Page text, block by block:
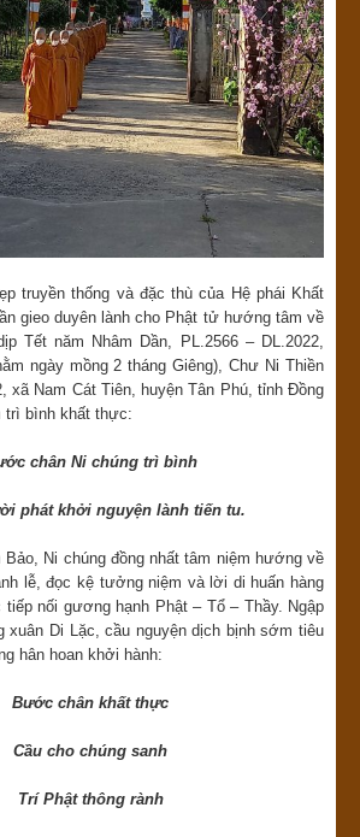
truyền thống và đặc thù của Hệ phái Khất
gieo duyên lành cho Phật tử hướng tâm về
Tết năm Nhâm Dần, PL.2566 – DL.2022,
ngày mồng 2 tháng Giêng), Chư Ni Thiền
xã Nam Cát Tiên, huyện Tân Phú, tỉnh Đồng
trì bình khất thực:
chân Ni chúng trì bình
phát khởi nguyện lành tiến tu.
Bảo, Ni chúng đồng nhất tâm niệm hướng về
lễ, đọc kệ tưởng niệm và lời di huấn hàng
nối gương hạnh Phật – Tổ – Thầy. Ngập
xuân Di Lặc, cầu nguyện dịch bịnh sớm tiêu
hân hoan khởi hành:
Bước chân khất thực
Cầu cho chúng sanh
Trí Phật thông rành